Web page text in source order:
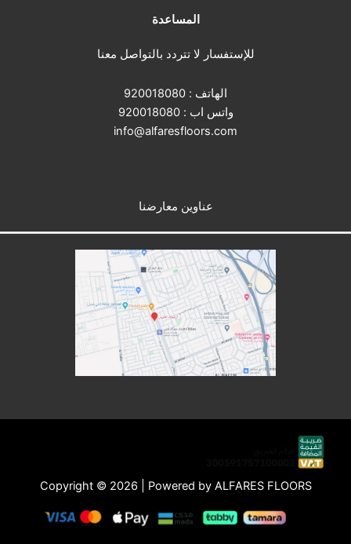
المساعدة
للإستفسار لا تتردد بالتواصل معنا
الهاتف : 920018080
واتس اب :920018080
info@alfaresfloors.com
عناوين معارضنا
Copyright © 2026 | Powered by ALFARES FLOORS